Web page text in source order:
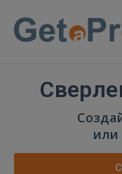
или